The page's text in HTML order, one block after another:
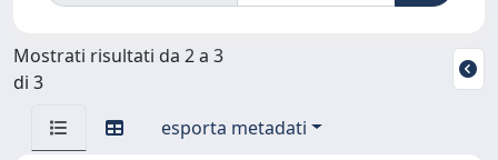
Mostrati risultati da 2 a 3
di 3
esporta metadati